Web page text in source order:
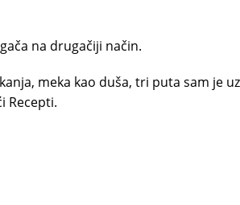
na drugačiji način.
meka kao duša, tri puta sam je
Recepti.